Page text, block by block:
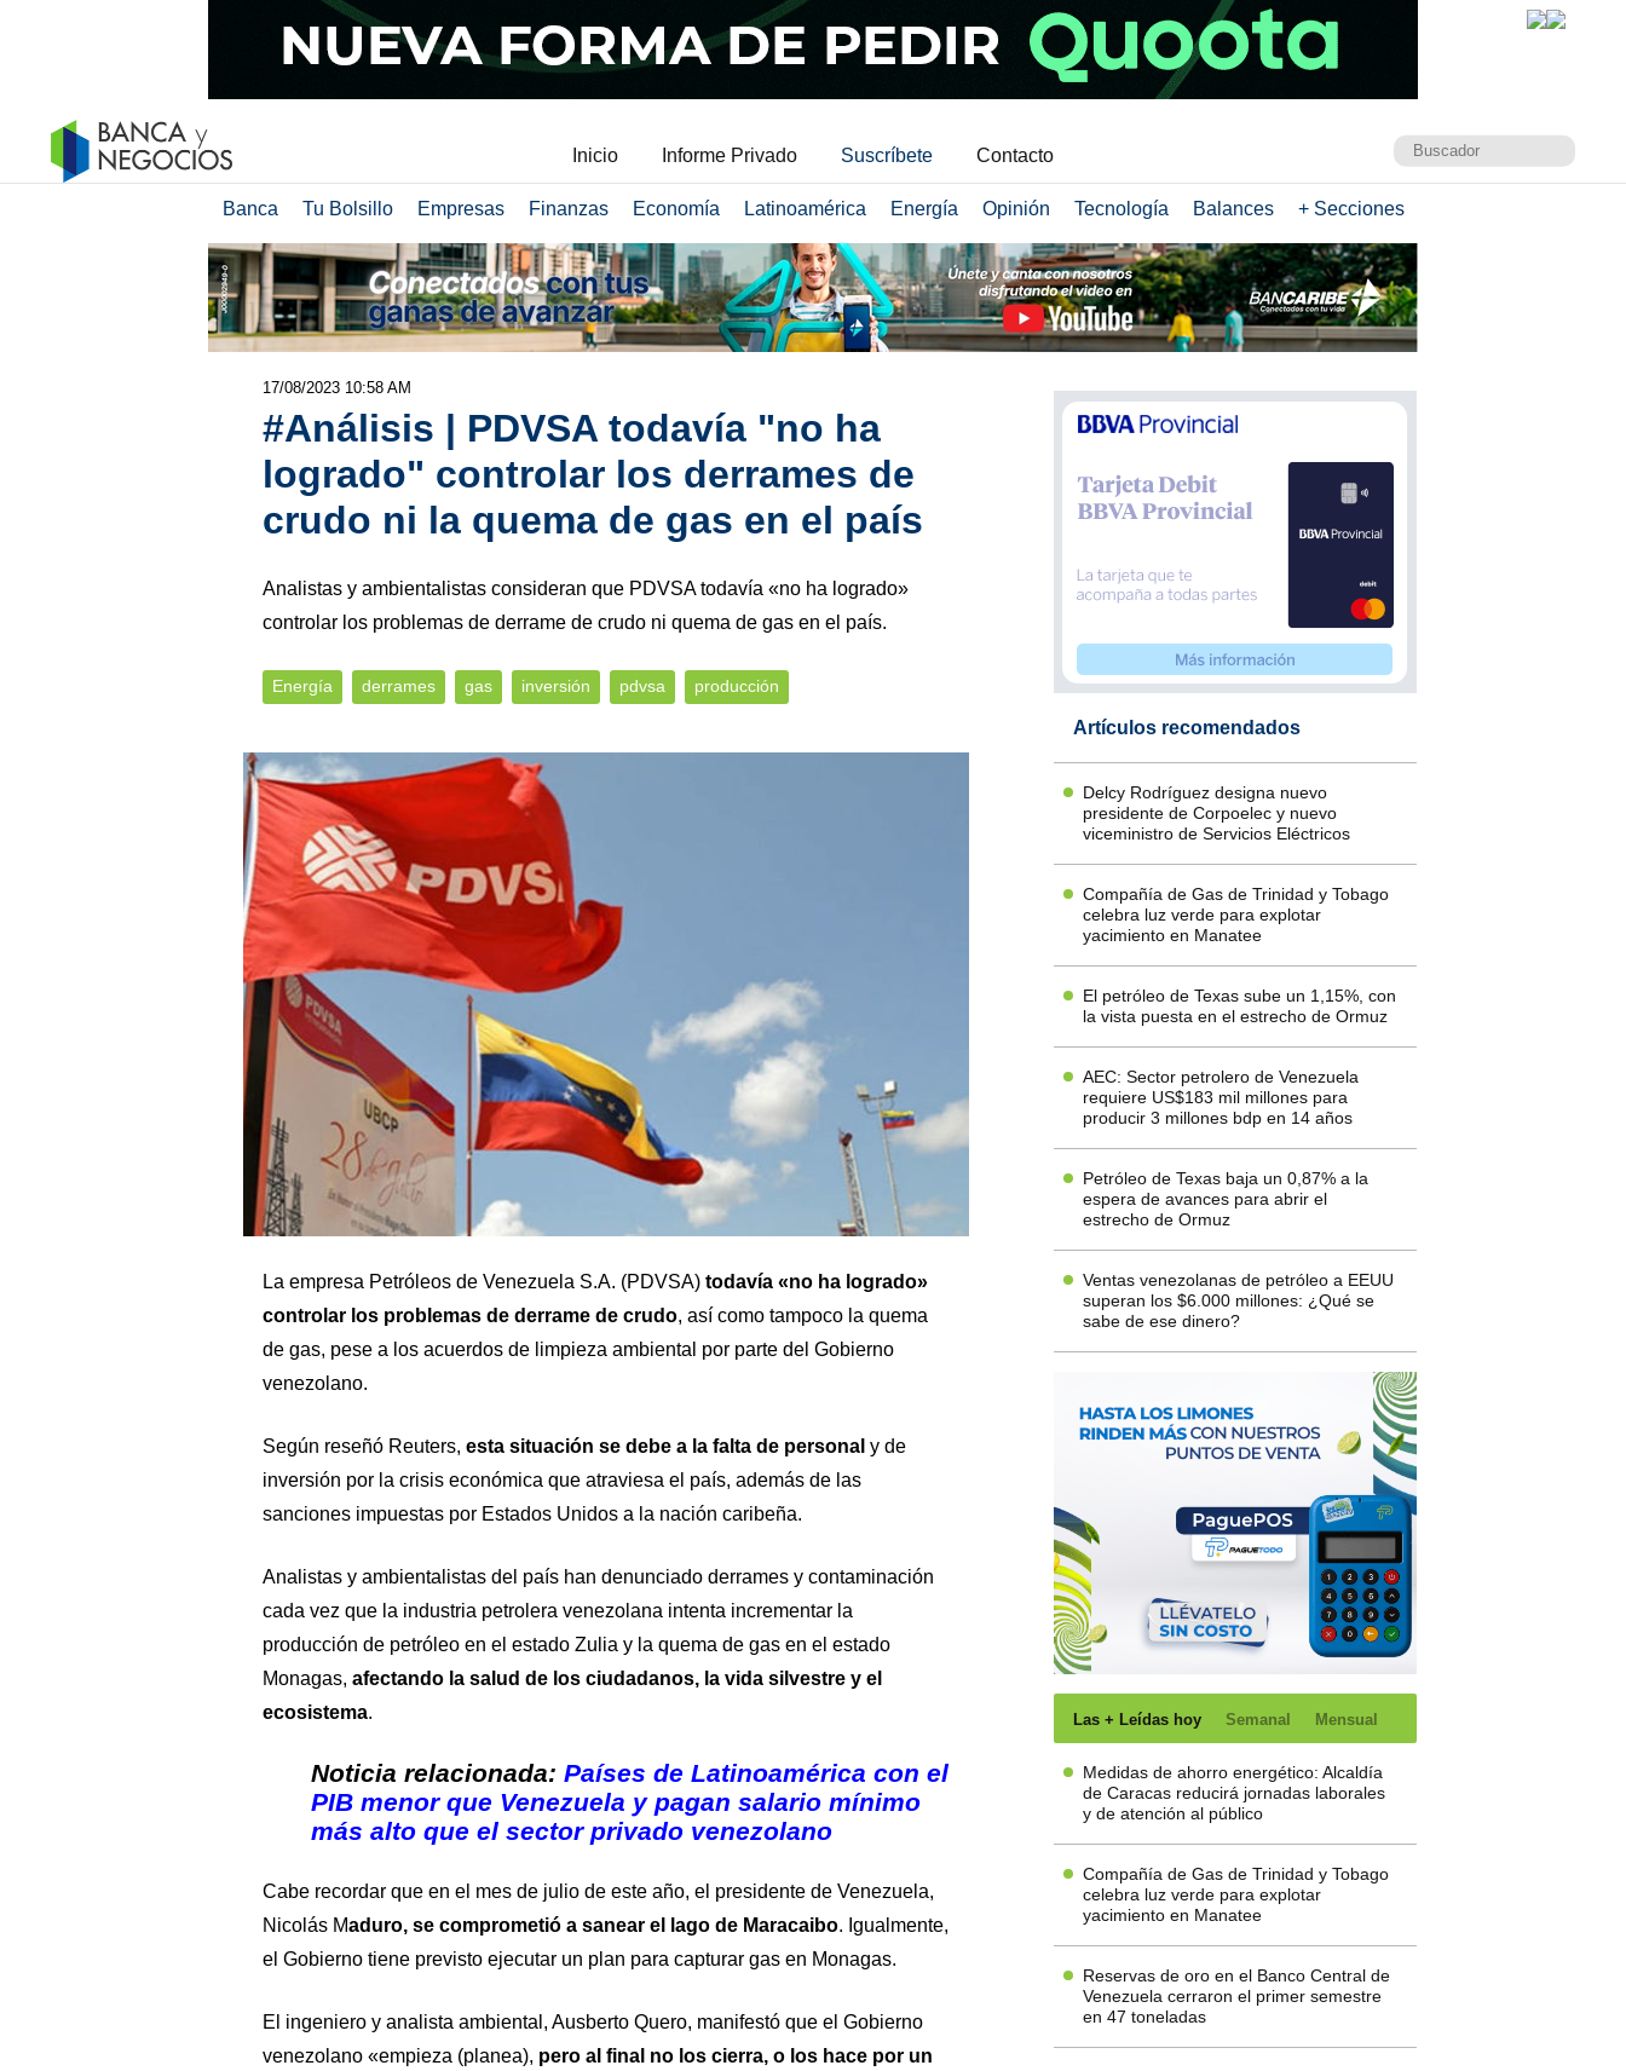
Inicio Informe Privado Suscríbete Contacto
Banca Tu Bolsillo Empresas Finanzas Economía Latinoamérica Energía Opinión Tecnología Balances + Secciones
17/08/2023 10:58 AM
#Análisis | PDVSA todavía "no ha
logrado" controlar los derrames de
crudo ni la quema de gas en el país
Analistas y ambientalistas consideran que PDVSA todavía «no ha logrado»
controlar los problemas de derrame de crudo ni quema de gas en el país.
Energía derrames gas inversión pdvsa producción
La empresa Petróleos de Venezuela S.A. (PDVSA) todavía «no ha logrado»
controlar los problemas de derrame de crudo, así como tampoco la quema
de gas, pese a los acuerdos de limpieza ambiental por parte del Gobierno
venezolano.
Según reseñó Reuters, esta situación se debe a la falta de personal y de
inversión por la crisis económica que atraviesa el país, además de las
sanciones impuestas por Estados Unidos a la nación caribeña.
Analistas y ambientalistas del país han denunciado derrames y contaminación
cada vez que la industria petrolera venezolana intenta incrementar la
producción de petróleo en el estado Zulia y la quema de gas en el estado
Monagas, afectando la salud de los ciudadanos, la vida silvestre y el
ecosistema.
Noticia relacionada: Países de Latinoamérica con el
PIB menor que Venezuela y pagan salario mínimo
más alto que el sector privado venezolano
Cabe recordar que en el mes de julio de este año, el presidente de Venezuela,
Nicolás Maduro, se comprometió a sanear el lago de Maracaibo. Igualmente,
el Gobierno tiene previsto ejecutar un plan para capturar gas en Monagas.
El ingeniero y analista ambiental, Ausberto Quero, manifestó que el Gobierno
venezolano «empieza (planea), pero al final no los cierra, o los hace por un
Artículos recomendados
Delcy Rodríguez designa nuevo
presidente de Corpoelec y nuevo
viceministro de Servicios Eléctricos
Compañía de Gas de Trinidad y Tobago
celebra luz verde para explotar
yacimiento en Manatee
El petróleo de Texas sube un 1,15%, con
la vista puesta en el estrecho de Ormuz
AEC: Sector petrolero de Venezuela
requiere US$183 mil millones para
producir 3 millones bdp en 14 años
Petróleo de Texas baja un 0,87% a la
espera de avances para abrir el
estrecho de Ormuz
Ventas venezolanas de petróleo a EEUU
superan los $6.000 millones: ¿Qué se
sabe de ese dinero?
Las + Leídas hoy Semanal Mensual
Medidas de ahorro energético: Alcaldía
de Caracas reducirá jornadas laborales
y de atención al público
Compañía de Gas de Trinidad y Tobago
celebra luz verde para explotar
yacimiento en Manatee
Reservas de oro en el Banco Central de
Venezuela cerraron el primer semestre
en 47 toneladas